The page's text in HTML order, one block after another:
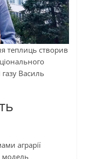
теплиць створив
газу Василь
аграрії
модель